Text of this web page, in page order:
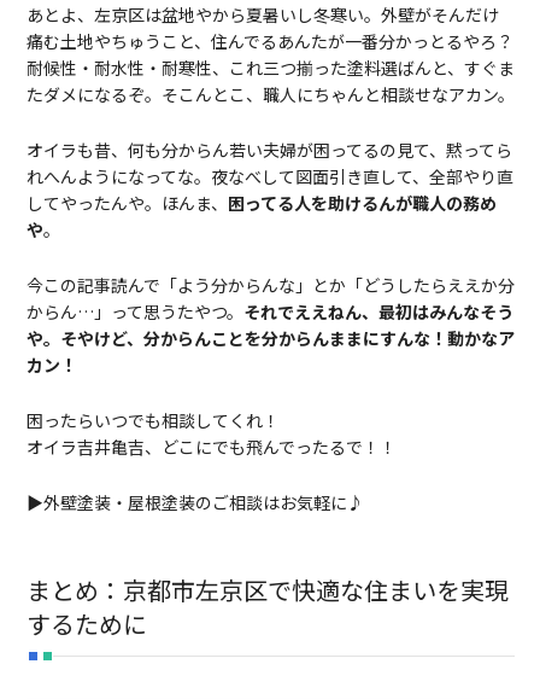
あとよ、左京区は盆地やから夏暑いし冬寒い。外壁がそんだけ
痛む土地やちゅうこと、住んでるあんたが一番分かっとるやろ？
耐候性・耐水性・耐寒性、これ三つ揃った塗料選ばんと、すぐま
たダメになるぞ。そこんとこ、職人にちゃんと相談せなアカン。
オイラも昔、何も分からん若い夫婦が困ってるの見て、黙ってら
れへんようになってな。夜なべして図面引き直して、全部やり直
してやったんや。ほんま、 困ってる人を助けるんが職人の務め
や。
今この記事読んで「よう分からんな」とか「どうしたらええか分
からん…」って思うたやつ。 それでええねん、最初はみんなそう
や。そやけど、分からんことを分からんままにすんな！動かなア
カン！
困ったらいつでも相談してくれ！
オイラ吉井亀吉、どこにでも飛んでったるで！！
▶外壁塗装・屋根塗装のご相談はお気軽に♪
まとめ：京都市左京区で快適な住まいを実現
するために